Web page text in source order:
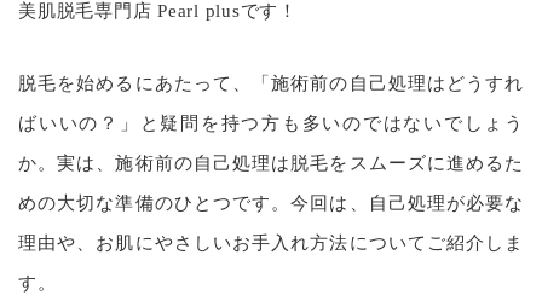
美肌脱毛専門店 Pearl plusです！
脱毛を始めるにあたって、「施術前の自己処理はどうすれ
ばいいの？」と疑問を持つ方も多いのではないでしょう
か。実は、施術前の自己処理は脱毛をスムーズに進めるた
めの大切な準備のひとつです。今回は、自己処理が必要な
理由や、お肌にやさしいお手入れ方法についてご紹介しま
す。